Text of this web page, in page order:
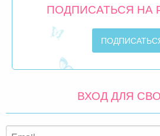
ПОДПИСАТЬСЯ НА
ВХОД ДЛЯ